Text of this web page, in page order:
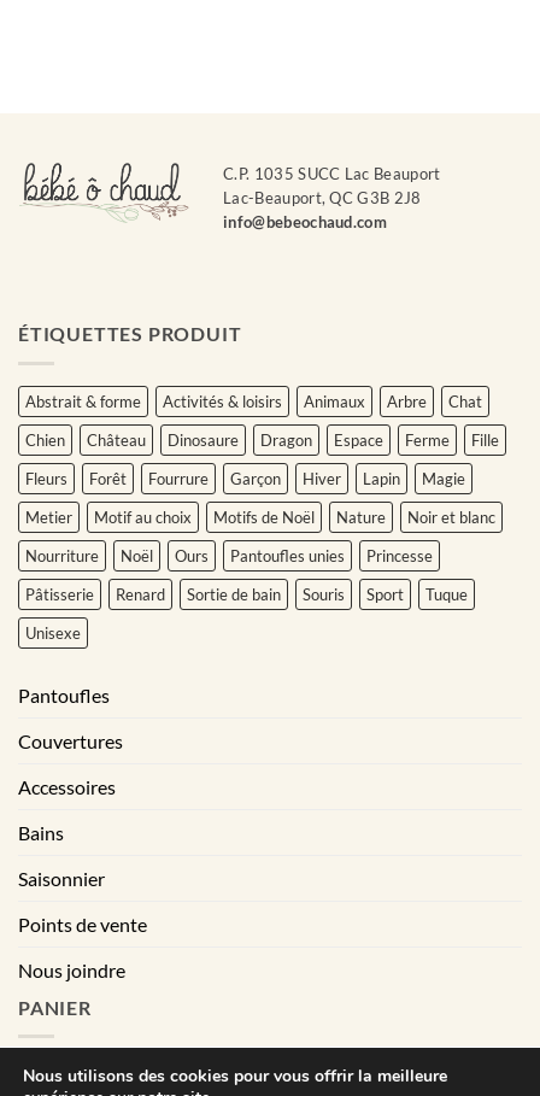
C.P. 1035 SUCC Lac Beauport
Lac-Beauport, QC G3B 2J8
info@bebeochaud.com
ÉTIQUETTES PRODUIT
Abstrait & forme Activités & loisirs Animaux Arbre
Chat
Chien
Château Dinosaure Dragon Espace Ferme
Fille
Fleurs
Forêt Fourrure Garçon Hiver Lapin
Magie
Metier
Motif au choix Motifs de Noël Nature
Noir et blanc
Nourriture
Noël Ours Pantoufles unies
Princesse
Pâtisserie
Renard Sortie de bain Souris Sport
Tuque
Unisexe
Pantoufles
Couvertures
Accessoires
Bains
Saisonnier
Points de vente
Nous joindre
PANIER
Nous utilisons des cookies pour vous offrir la meilleure